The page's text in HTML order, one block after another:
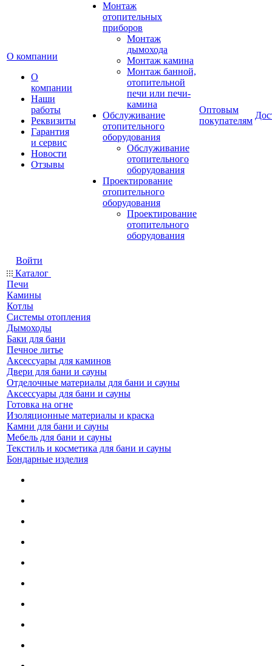
О компании
О
компании
Наши
работы
Реквизиты
Гарантия
и сервис
Новости
Отзывы
Монтаж
отопительных
приборов
Монтаж
дымохода
Монтаж камина
Монтаж банной,
отопительной
печи или печи-
камина
Обслуживание
отопительного
оборудования
Обслуживание
отопительного
оборудования
Проектирование
отопительного
оборудования
Проектирование
отопительного
оборудования
Оптовым
покупателям
Войти
Каталог
Печи
Камины
Котлы
Системы отопления
Дымоходы
Баки для бани
Печное литье
Аксессуары для каминов
Двери для бани и сауны
Отделочные материалы для бани и сауны
Аксессуары для бани и сауны
Готовка на огне
Изоляционные материалы и краска
Камни для бани и сауны
Мебель для бани и сауны
Текстиль и косметика для бани и сауны
Бондарные изделия